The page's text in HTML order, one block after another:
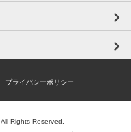
プライバシーポリシー
Rights Reserved.